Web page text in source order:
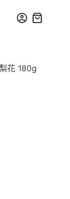
花 180g